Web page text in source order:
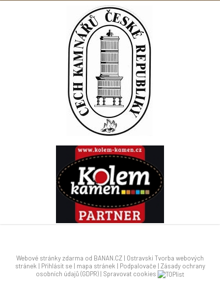
Webové stránky zdarma od BANAN.CZ | Ostravski Tvorba webových
stránek | Přihlásit se | mapa stránek | Podpalovače| Zásady ochrany
osobních údajů (GDPR) | Spravovat cookies